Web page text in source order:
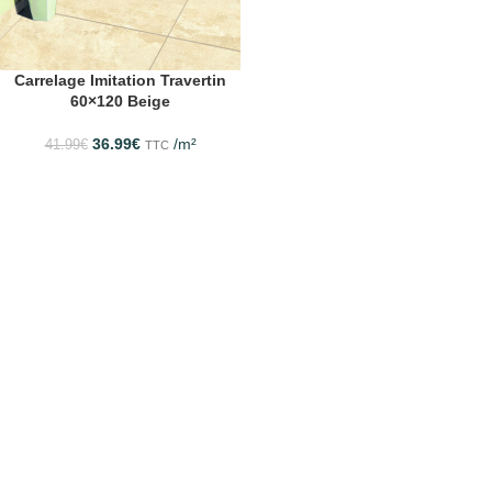
Carrelage Imitation Travertin
60×120 Beige
41.99€ 36.99€ TTC /m²